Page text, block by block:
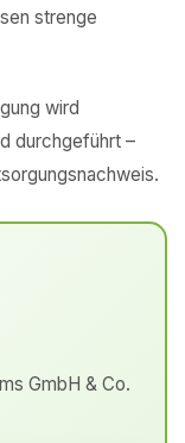
strenge
wird
durchgeführt –
GmbH & Co.